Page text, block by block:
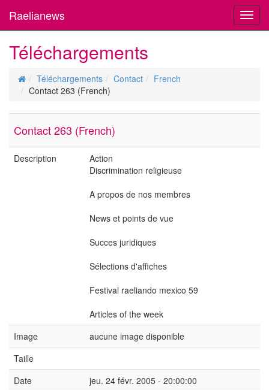
Raelianews
Téléchargements
Téléchargements Contact
French
Contact 263 (French)
Contact 263 (French)
Description
Action
Discrimination religieuse
A propos de nos membres
News et points de vue
Succes juridiques
Sélections d'affiches
Festival raeliando mexico 59
Articles of the week
Image
aucune image disponible
Taille
Date
jeu. 24 févr. 2005 - 20:00:00